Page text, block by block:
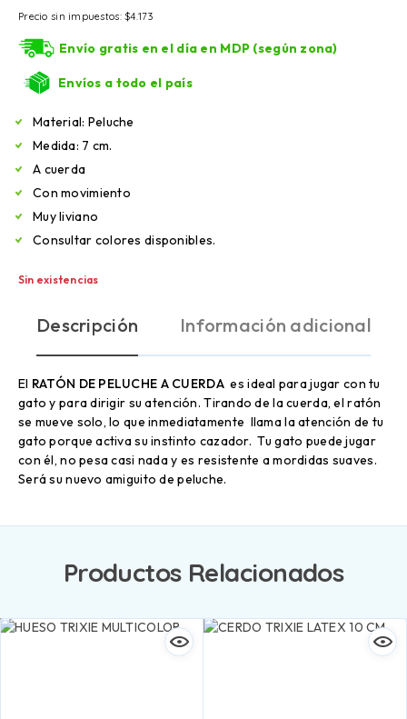
Precio sin impuestos:$4.173
Envío gratis en el día en MDP (según zona)
Envíos a todo el país
Material: Peluche
Medida: 7 cm.
A cuerda
Con movimiento
Muy liviano
Consultar colores disponibles.
Sin existencias
Descripción Información adicional
El RATÓN DE PELUCHE A CUERDAes ideal para jugar con tu
gato y para dirigir su atención. Tirando de la cuerda, el ratón
se mueve solo, lo que inmediatamente llama la atención de tu
gato porque activa su instinto cazador. Tu gato puede jugar
con él, no pesa casi nada y es resistente a mordidas suaves.
Será su nuevo amiguito de peluche.
Productos Relacionados